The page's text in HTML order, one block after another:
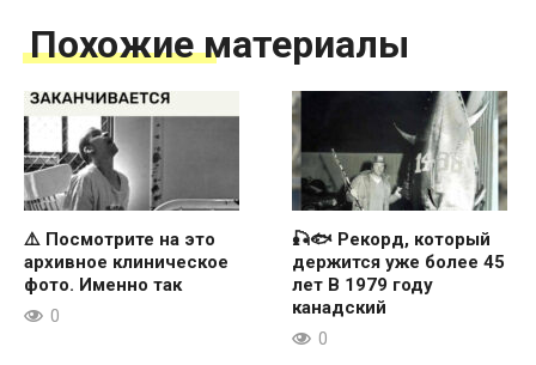
Похожие материалы
⚠️ Посмотрите на это
архивное клиническое
фото. Именно так
0
🎣🐟 Рекорд, который
держится уже более 45
лет В 1979 году
канадский
0